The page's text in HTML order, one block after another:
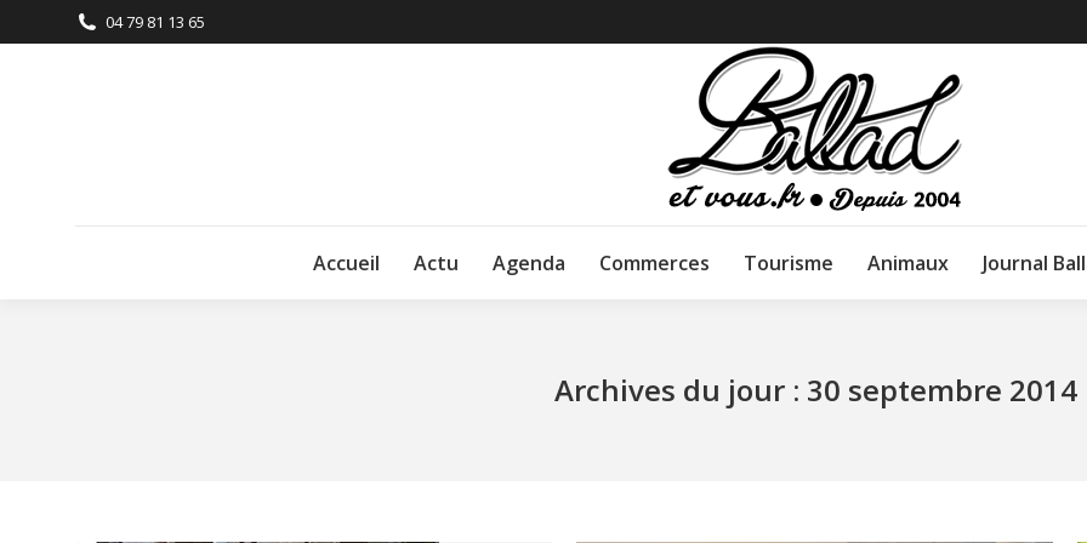
04 79 81 13 65
Accueil Actu Agenda Commerces Tourisme Animaux Journal
Archives du jour : 30 septembre 2014